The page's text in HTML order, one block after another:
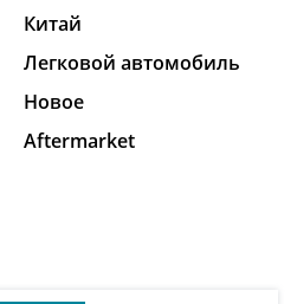
Китай
Легковой автомобиль
Hовое
Aftermarket